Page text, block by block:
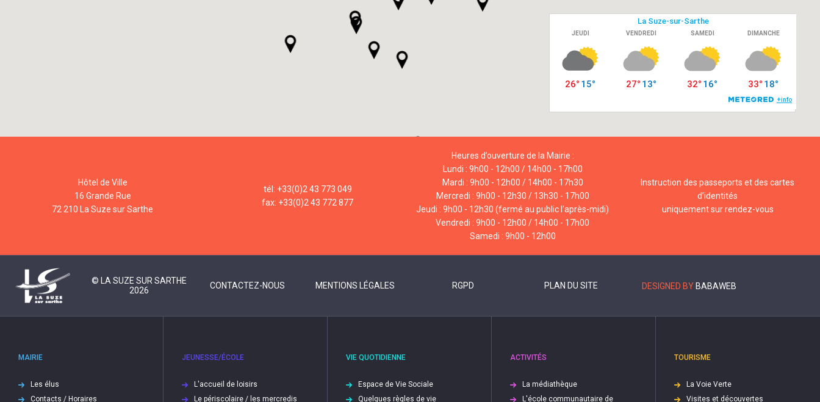
Hôtel de Ville
16 Grande Rue
72 210 La Suze sur Sarthe
tél: +33(0)2 43 773 049
fax: +33(0)2 43 772 877
Heures d’ouverture de la Mairie :
Lundi : 9h00 - 12h00 / 14h00 - 17h00
Mardi : 9h00 - 12h00 / 14h00 - 17h30
Mercredi : 9h00 - 12h30 / 13h30 - 17h00
Jeudi : 9h00 - 12h30 (fermé au public l'après-midi)
Vendredi : 9h00 - 12h00 / 14h00 - 17h00
Samedi : 9h00 - 12h00
Instruction des passeports et des cartes
d’identités
uniquement sur rendez-vous
© LA SUZE SUR SARTHE
2026
CONTACTEZ-NOUS MENTIONS LÉGALES RGPD PLAN DU SITE DESIGNED BY BABAWEB
MAIRIE
Les élus
Contacts / Horaires
JEUNESSE/ÉCOLE
L'accueil de loisirs
Le périscolaire / les mercredis
VIE QUOTIDIENNE
Espace de Vie Sociale
Quelques règles de vie
ACTIVITÉS
La médiathèque
L'école communautaire de
TOURISME
La Voie Verte
Visites et découvertes